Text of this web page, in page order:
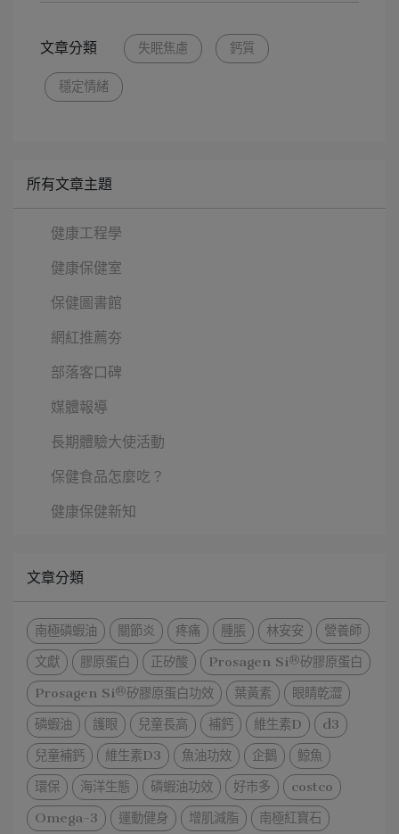
文章分類 失眠焦慮 鈣質
穩定情緒
所有文章主題
健康工程學
健康保健室
保健圖書館
網紅推薦夯
部落客口碑
媒體報導
長期體驗大使活動
保健食品怎麼吃？
健康保健新知
文章分類
南極磷蝦油 關節炎 疼痛 腫脹 林安安
營養師
文獻
膠原蛋白 正矽酸
Prosagen Si®矽膠原蛋白
Prosagen Si®矽膠原蛋白功效
葉黃素
眼睛乾澀
磷蝦油
護眼 兒童長高 補鈣 維生素D
d3
兒童補鈣
維生素D3 魚油功效 企鵝
鯨魚
環保
海洋生態 磷蝦油功效 好市多
costco
Omega-3
運動健身 增肌減脂
南極紅寶石